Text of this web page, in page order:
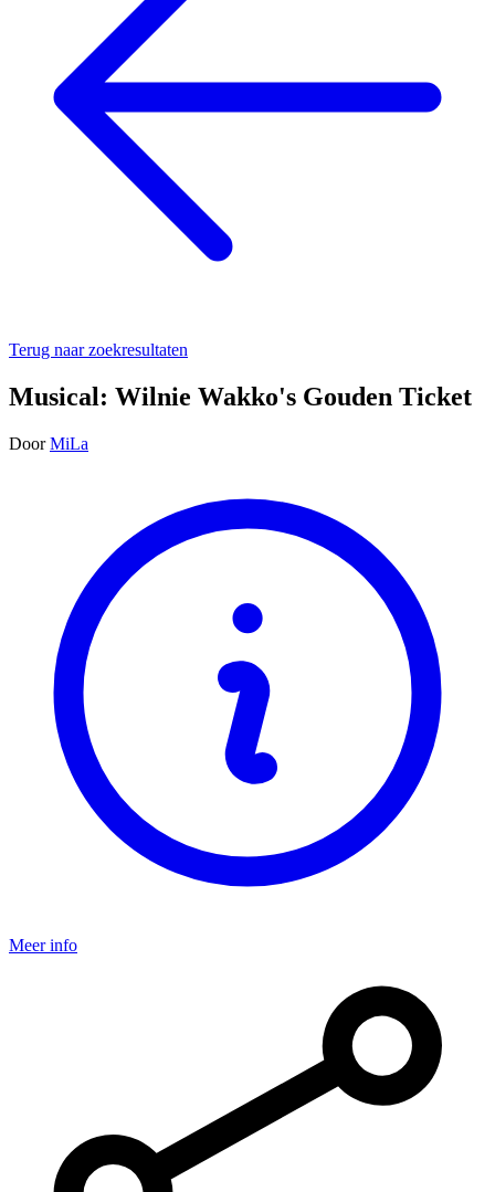
Terug naar zoekresultaten
Musical: Wilnie Wakko's Gouden Ticket
Door MiLa
Meer info